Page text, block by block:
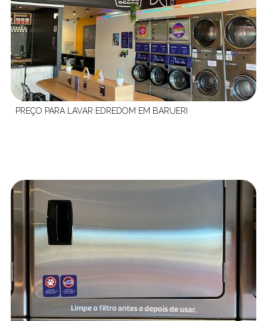
PREÇO PARA LAVAR EDREDOM EM BARUERI